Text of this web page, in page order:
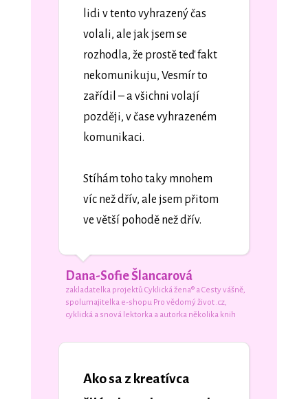
lidi v tento vyhrazený čas
volali, ale jak jsem se
rozhodla, že prostě teď fakt
nekomunikuju, Vesmír to
zařídil – a všichni volají
později, v čase vyhrazeném
komunikaci.
Stíhám toho taky mnohem
víc než dřív, ale jsem přitom
ve větší pohodě než dřív.
Dana-Sofie Šlancarová
zakladatelka projektů Cyklická žena® a Cesty vášně,
spolumajitelka e-shopu Pro vědomý život .cz,
cyklická a snová lektorka a autorka několika knih
Ako sa z kreatívca